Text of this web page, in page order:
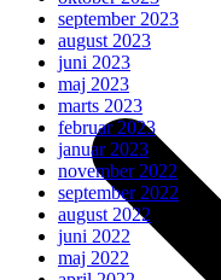
september 2023
august 2023
juni 2023
maj 2023
marts 2023
februar 2023
januar 2023
november 2022
september 2022
august 2022
juni 2022
maj 2022